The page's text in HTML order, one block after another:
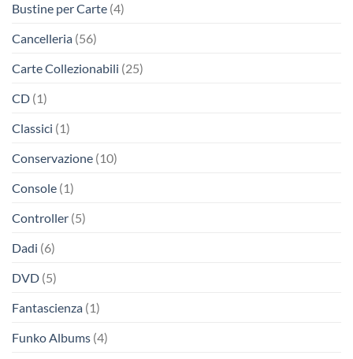
Bustine per Carte (4)
Cancelleria (56)
Carte Collezionabili (25)
CD (1)
Classici (1)
Conservazione (10)
Console (1)
Controller (5)
Dadi (6)
DVD (5)
Fantascienza (1)
Funko Albums (4)